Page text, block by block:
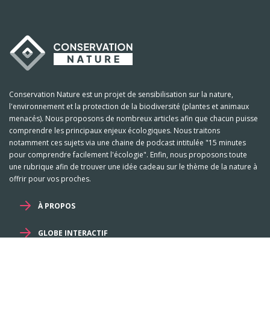
Conservation Nature est un projet de sensibilisation sur la nature,
l'environnement et la protection de la biodiversité (plantes et animaux
menacés). Nous proposons de nombreux articles afin que chacun puisse
comprendre les principaux enjeux écologiques. Nous traitons
notamment ces sujets via une chaine de podcast intitulée "15 minutes
pour comprendre facilement l'écologie". Enfin, nous proposons toute
une rubrique afin de trouver une idée cadeau sur le thème de la nature à
offrir pour vos proches.
À PROPOS
GLOBE INTERACTIF